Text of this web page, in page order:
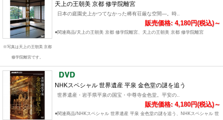
※写真は天上の王朝美 京都
修学院離宮です。
天上の王朝美 京都 修学院離宮
日本の庭園史上かつてなかった稀有荘厳な空間―。時..
販売価格: 4,180円(税込)～
●関連商品/天上の王朝美 京都 修学院離宮、天上の王朝美 京都 修学院離宮
NHKスペシャル 世界遺産 平泉 金色堂の謎を追う
世界遺産・岩手県平泉の国宝・中尊寺金色堂。平安の..
販売価格: 4,180円(税込)～
●関連商品/NHKスペシャル 世界遺産 平泉 金色堂の謎を追う、NHKスペシャル 世